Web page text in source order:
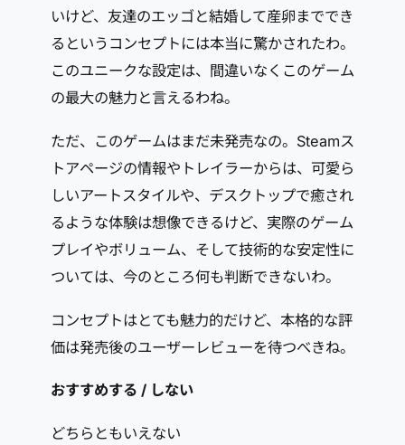
いけど、友達のエッゴと結婚して産卵まででき
るというコンセプトには本当に驚かされたわ。
このユニークな設定は、間違いなくこのゲーム
の最大の魅力と言えるわね。
ただ、このゲームはまだ未発売なの。Steamス
トアページの情報やトレイラーからは、可愛ら
しいアートスタイルや、デスクトップで癒され
るような体験は想像できるけど、実際のゲーム
プレイやボリューム、そして技術的な安定性に
ついては、今のところ何も判断できないわ。
コンセプトはとても魅力的だけど、本格的な評
価は発売後のユーザーレビューを待つべきね。
おすすめする / しない
どちらともいえない